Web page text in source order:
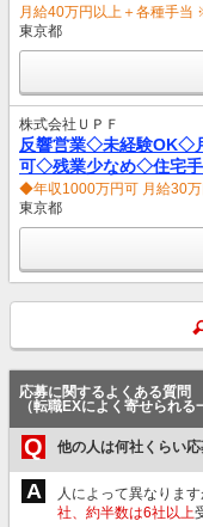
月給40万円以上＋各種手当
東京都
株式会社ＵＰＦ
反響営業◇未経験OK◇
可◇残業少なめ◇住宅
◆年収1000万円可 月給30万
東京都
応募に関するよくある質問
（転職EXによく寄せられる
Q 他の人は何社くらい
A 人によって異なります
社、約半数は6社以上